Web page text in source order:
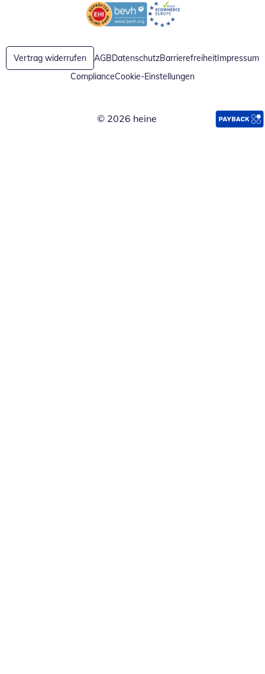
Öffnet in neuem FensterÖffnet in neuem Fenster
Vertrag widerrufen AGBDatenschutzBarrierefreiheitImpressum
ComplianceCookie-Einstellungen
© 2026 heine